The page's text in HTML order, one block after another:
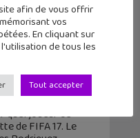
Martial,
jaquette ?
quel joueur de
de FIFA 17. Le
afin de vous offrir
vos
En cliquant sur
de tous les
Tout accepter